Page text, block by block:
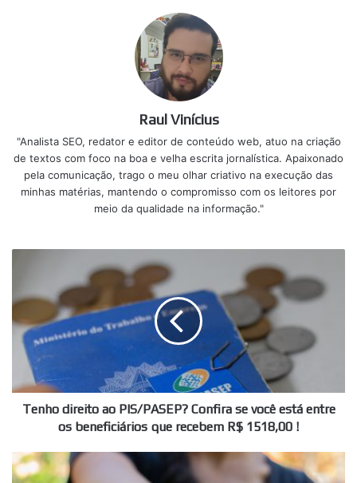
Raul Vinícius
"Analista SEO, redator e editor de conteúdo web, atuo na criação
de textos com foco na boa e velha escrita jornalística. Apaixonado
pela comunicação, trago o meu olhar criativo na execução das
minhas matérias, mantendo o compromisso com os leitores por
meio da qualidade na informação."
PIS/PASEP?
Confira
você
está
entre
beneficiários
recebem
R$
Tenho direito ao PIS/PASEP? Confira se você está entre
os beneficiários que recebem R$ 1518,00 !
Pagamento
ADICIONAL